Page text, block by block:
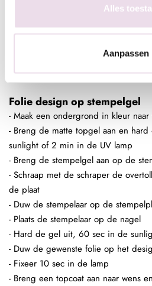
Alles
Aanpassen
- Poets het gewenste pigment met
van de stempelgel
- Breng een topcoat aan naar wens
bijvoorbeeld de Next Topgel
Folie design op stempelgel
- Maak een ondergrond in kleur naar
- Breng de matte topgel aan en
sunlight of 2 min in de UV lamp
- Breng de stempelgel aan op de
- Schraap met de schraper de
de plaat
- Duw de stempelaar op de
- Plaats de stempelaar op de nagel
- Hard de gel uit, 60 sec in de
- Duw de gewenste folie op het
- Fixeer 10 sec in de lamp
- Breng een topcoat aan naar wens